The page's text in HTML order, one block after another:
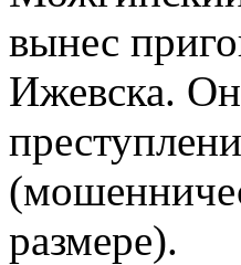
вынес
Ижевска.
размере).